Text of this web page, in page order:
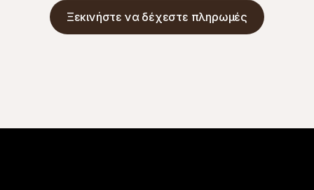
Ξεκινήστε να δέχεστε πληρωμές